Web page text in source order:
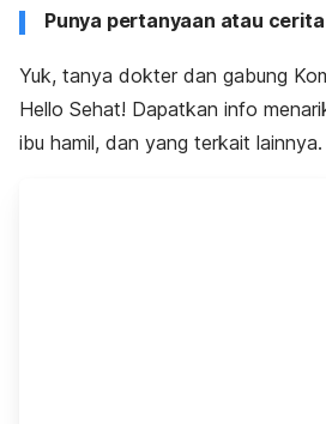
Punya pertanyaan atau
Yuk, tanya dokter dan gabung
Hello Sehat! Dapatkan info
ibu hamil, dan yang terkait lainnya.